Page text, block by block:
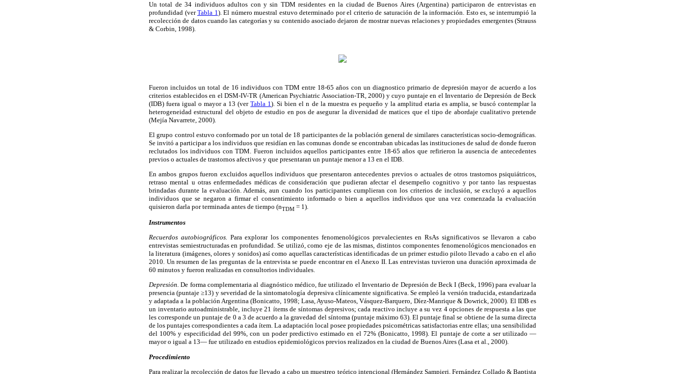
Un total de 34 individuos adultos con y sin TDM residentes en la ciudad de Buenos Aires (Argentina) participaron de entrevistas en
profundidad (verTabla 1). El número muestral estuvo determinado por el criterio de saturación de la información. Esto es, se interrumpió la
recolección de datos cuando las categorías y su contenido asociado dejaron de mostrar nuevas relaciones y propiedades emergentes (Strauss
& Corbin, 1998).
Fueron incluidos un total de 16 individuos con TDM entre 18-65 años con un diagnostico primario de depresión mayor de acuerdo a los
criterios establecidos en el DSM-IV-TR (American Psychiatric Association-TR, 2000) y cuyo puntaje en el Inventario de Depresión de Beck
(IDB) fuera igual o mayor a 13 (verTabla 1). Si bien el n de la muestra es pequeño y la amplitud etaria es amplia, se buscó contemplar la
heterogeneidad estructural del objeto de estudio en pos de asegurar la diversidad de matices que el tipo de abordaje cualitativo pretende
(Mejía Navarrete, 2000).
El grupo control estuvo conformado por un total de 18 participantes de la población general de similares características socio-demográficas.
Se invitó a participar a los individuos que residían en las comunas donde se encontraban ubicadas las instituciones de salud de donde fueron
reclutados los individuos con TDM. Fueron incluidos aquellos participantes entre 18-65 años que refirieron la ausencia de antecedentes
previos o actuales de trastornos afectivos y que presentaran un puntaje menor a 13 en el IDB.
En ambos grupos fueron excluidos aquellos individuos que presentaron antecedentes previos o actuales de otros trastornos psiquiátricos,
retraso mental u otras enfermedades médicas de consideración que pudieran afectar el desempeño cognitivo y por tanto las respuestas
brindadas durante la evaluación. Además, aun cuando los participantes cumplieran con los criterios de inclusión, se excluyó a aquellos
individuos que se negaron a firmar el consentimiento informado o bien a aquellos individuos que una vez comenzada la evaluación
quisieron darla por terminada antes de tiempo (nTDM = 1).
Instrumentos
Recuerdos autobiográficos. Para explorar los componentes fenomenológicos prevalecientes en RsAs significativos se llevaron a cabo
entrevistas semiestructuradas en profundidad. Se utilizó, como eje de las mismas, distintos componentes fenomenológicos mencionados en
la literatura (imágenes, olores y sonidos) así como aquellas características identificadas de un primer estudio piloto llevado a cabo en el año
2010. Un resumen de las preguntas de la entrevista se puede encontrar en el Anexo II. Las entrevistas tuvieron una duración aproximada de
60 minutos y fueron realizadas en consultorios individuales.
Depresión. De forma complementaria al diagnóstico médico, fue utilizado el Inventario de Depresión de Beck I (Beck, 1996) para evaluar la
presencia (puntaje ≥13) y severidad de la sintomatología depresiva clínicamente significativa. Se empleó la versión traducida, estandarizada
y adaptada a la población Argentina (Bonicatto, 1998; Lasa, Ayuso-Mateos, Vásquez-Barquero, Díez-Manrique & Dowrick, 2000). El IDB es
un inventario autoadministrable, incluye 21 ítems de síntomas depresivos; cada reactivo incluye a su vez 4 opciones de respuesta a las que
les corresponde un puntaje de 0 a 3 de acuerdo a la gravedad del síntoma (puntaje máximo 63). El puntaje final se obtiene de la suma directa
de los puntajes correspondientes a cada ítem. La adaptación local posee propiedades psicométricas satisfactorias entre ellas; una sensibilidad
del 100% y especificidad del 99%, con un poder predictivo estimado en el 72% (Bonicatto, 1998). El puntaje de corte a ser utilizado —
mayor o igual a 13— fue utilizado en estudios epidemiológicos previos realizados en la ciudad de Buenos Aires (Lasa et al., 2000).
Procedimiento
Para realizar la recolección de datos fue llevado a cabo un muestreo teórico intencional (Hernández Sampieri, Fernández Collado & Baptista